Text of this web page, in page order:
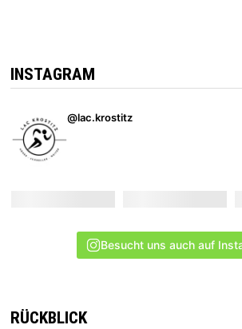
INSTAGRAM
@lac.krostitz
Besucht uns auch auf
RÜCKBLICK